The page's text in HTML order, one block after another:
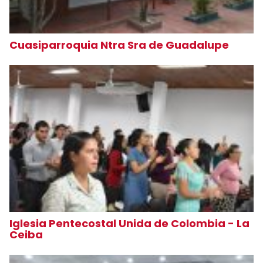
Cuasiparroquia Ntra Sra de Guadalupe
Iglesia Pentecostal Unida de Colombia - La
Ceiba